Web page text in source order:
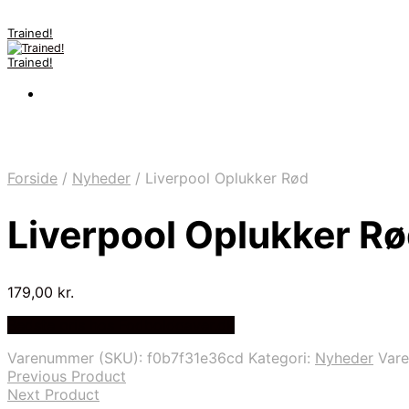
Trained!
Trained!
Forside / Nyheder / Liverpool Oplukker Rød
Liverpool Oplukker
179,00 kr.
Varenummer (SKU): f0b7f31e36cd Kategori: Nyheder
Previous Product
Next Product